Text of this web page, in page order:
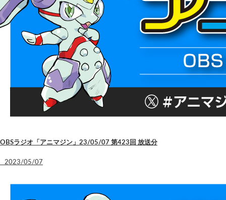
OBSラジオ「アニマジン」23/05/07 第423回 放送分
2023/05/07